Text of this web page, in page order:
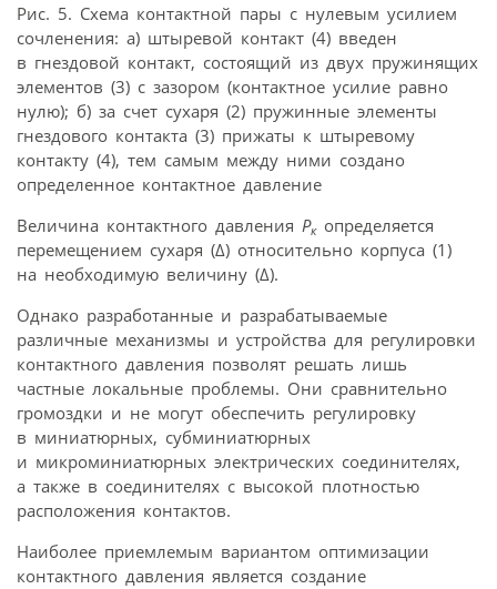
Рис. 5. Схема контактной пары с нулевым усилием
сочленения: а) штыревой контакт (4) введен
в гнездовой контакт, состоящий из двух пружинящих
элементов (3) с зазором (контактное усилие равно
нулю); б) за счет сухаря (2) пружинные элементы
гнездового контакта (3) прижаты к штыревому
контакту (4), тем самым между ними создано
определенное контактное давление
Величина контактного давления Ркопределяется
перемещением сухаря (Δ) относительно корпуса (1)
на необходимую величину (Δ).
Однако разработанные и разрабатываемые
различные механизмы и устройства для регулировки
контактного давления позволят решать лишь
частные локальные проблемы. Они сравнительно
громоздки и не могут обеспечить регулировку
в миниатюрных, субминиатюрных
и микроминиатюрных электрических соединителях,
а также в соединителях с высокой плотностью
расположения контактов.
Наиболее приемлемым вариантом оптимизации
контактного давления является создание